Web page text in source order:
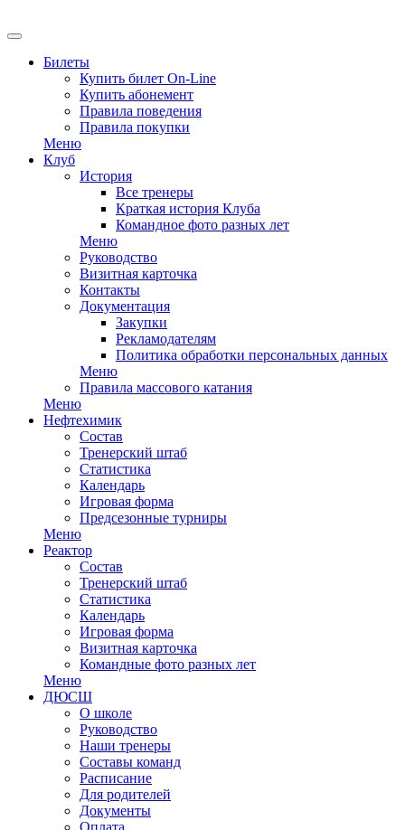
Билеты
Купить билет On-Line
Купить абонемент
Правила поведения
Правила покупки
Меню
Клуб
История
Все тренеры
Краткая история Клуба
Командное фото разных лет
Меню
Руководство
Визитная карточка
Контакты
Документация
Закупки
Рекламодателям
Политика обработки персональных данных
Меню
Правила массового катания
Меню
Нефтехимик
Состав
Тренерский штаб
Статистика
Календарь
Игровая форма
Предсезонные турниры
Меню
Реактор
Состав
Тренерский штаб
Статистика
Календарь
Игровая форма
Визитная карточка
Командные фото разных лет
Меню
ДЮСШ
О школе
Руководство
Наши тренеры
Составы команд
Расписание
Для родителей
Документы
Оплата